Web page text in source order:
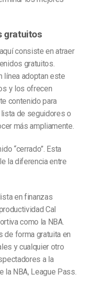
gratuitos
consiste en atraer
gratuitos.
línea adoptan este
y los ofrecen
contenido para
de seguidores o
más ampliamente.
“cerrado”. Esta
la diferencia entre
en finanzas
Cal
como la NBA.
de forma gratuita en
y cualquier otro
a la
la NBA, League Pass.